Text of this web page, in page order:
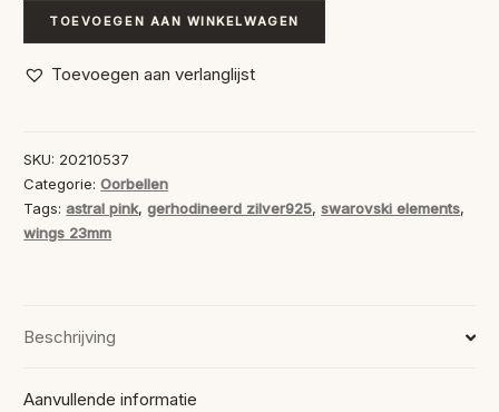
Swarovski
Oorbellen
Wings
23mm
aantal
TOEVOEGEN AAN WINKELWAGEN
Toevoegen aan verlanglijst
SKU: 20210537
Categorie:Oorbellen
Tags:astral pink,gerhodineerd zilver925,swarovski elements,
wings 23mm
Beschrijving
Aanvullende informatie